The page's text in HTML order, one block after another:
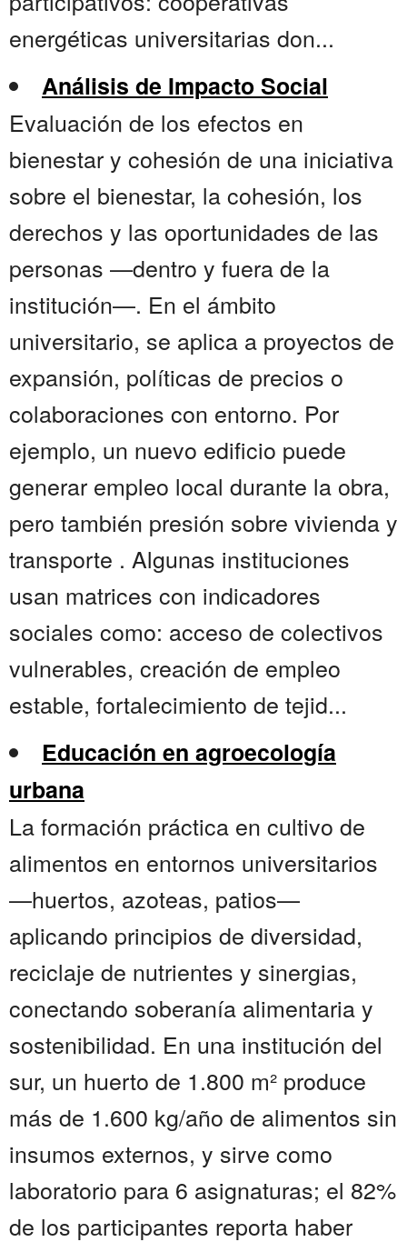
energéticas universitarias don...
Análisis de Impacto Social
Evaluación de los efectos en
bienestar y cohesión de una iniciativa
sobre el bienestar, la cohesión, los
derechos y las oportunidades de las
personas —dentro y fuera de la
institución—. En el ámbito
universitario, se aplica a proyectos de
expansión, políticas de precios o
colaboraciones con entorno. Por
ejemplo, un nuevo edificio puede
generar empleo local durante la obra,
pero también presión sobre vivienda y
transporte . Algunas instituciones
usan matrices con indicadores
sociales como: acceso de colectivos
vulnerables, creación de empleo
estable, fortalecimiento de tejid...
Educación en agroecología
urbana
La formación práctica en cultivo de
alimentos en entornos universitarios
—huertos, azoteas, patios—
aplicando principios de diversidad,
reciclaje de nutrientes y sinergias,
conectando soberanía alimentaria y
sostenibilidad. En una institución del
sur, un huerto de 1.800 m² produce
más de 1.600 kg/año de alimentos sin
insumos externos, y sirve como
laboratorio para 6 asignaturas; el 82%
de los participantes reporta haber